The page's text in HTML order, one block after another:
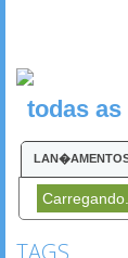
todas
Carregando...
TAGS